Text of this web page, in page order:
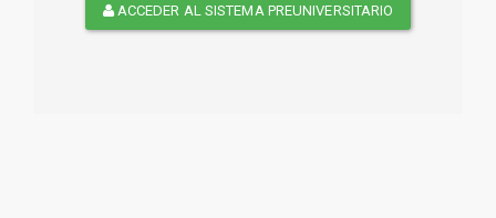
ACCEDER AL SISTEMA PREUNIVERSITARIO